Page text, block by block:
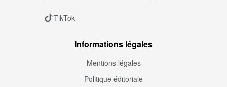
TikTok
Informations légales
Mentions légales
Politique éditoriale